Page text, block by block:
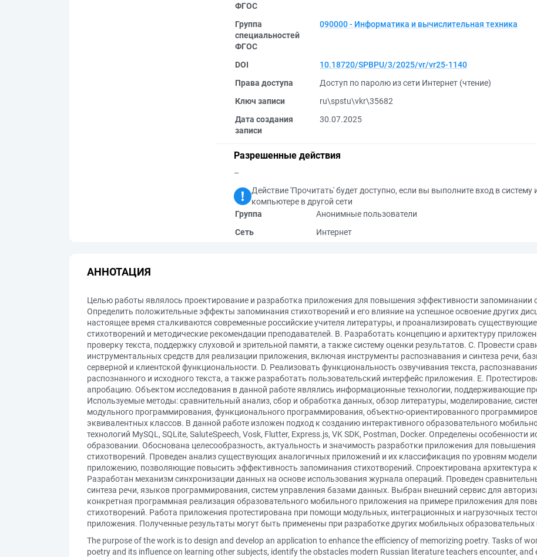
ФГОС
Группа
специальностей
ФГОС
090000 - Информатика и вычислительная техника
DOI
10.18720/SPBPU/3/2025/vr/vr25-1140
Права доступа
Доступ по паролю из сети Интернет (чтение)
Ключ записи
ru\spstu\vkr\35682
Дата создания
записи
30.07.2025
Разрешенные действия
–
Действие 'Прочитать' будет доступно, если вы выполните вход в систему
компьютере в другой сети
Группа
Анонимные пользователи
Сеть
Интернет
АННОТАЦИЯ
Целью работы являлось проектирование и разработка приложения для повышения эффективности запоминании
Определить положительные эффекты запоминания стихотворений и его влияние на успешное освоение других
настоящее время сталкиваются современные российские учителя литературы, и проанализировать
стихотворений и методические рекомендации преподавателей. B. Разработать концепцию и архитектуру
проверку текста, поддержку слуховой и зрительной памяти, а также систему оценки результатов. C. Провести
инструментальных средств для реализации приложения, включая инструменты распознавания и синтеза речи,
серверной и клиентской функциональности. D. Реализовать функциональность озвучивания текста,
распознанного и исходного текста, а также разработать пользовательский интерфейс приложения. E.
апробацию. Объектом исследования в данной работе являлись информационные технологии, поддерживающие
Используемые методы: сравнительный анализ, сбор и обработка данных, обзор литературы, моделирование,
модульного программирования, функционального программирования, объектно-ориентированного
эквивалентных классов. В данной работе изложен подход к созданию интерактивного образовательного
технологий MySQL, SQLite, SaluteSpeech, Vosk, Flutter, Express.js, VK SDK, Postman, Docker. Определены
образовании. Обоснована целесообразность, актуальность и значимость разработки приложения для
стихотворений. Проведен анализ существующих аналогичных приложений и их классификация по уровням
приложению, позволяющие повысить эффективность запоминания стихотворений. Спроектирована архитектура
Разработан механизм синхронизации данных на основе использования журнала операций. Проведен
синтеза речи, языков программирования, систем управления базами данных. Выбран внешний сервис для
конкретная программная реализация образовательного мобильного приложения на примере приложения для
стихотворений. Работа приложения протестирована при помощи модульных, интеграционных и нагрузочных
приложения. Полученные результаты могут быть применены при разработке других мобильных
The purpose of the work is to design and develop an application to enhance the efficiency of memorizing poetry. Tasks of
poetry and its influence on learning other subjects, identify the obstacles modern Russian literature teachers encounter,